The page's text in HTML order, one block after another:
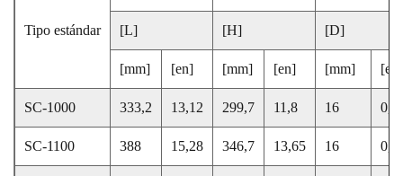
Tipo estándar [L] [H] [D]
[mm] [en] [mm] [en] [mm] [en]
SC-1000 333,2 13,12 299,7 11,8 16
SC-1100 388 15,28 346,7 13,65 16